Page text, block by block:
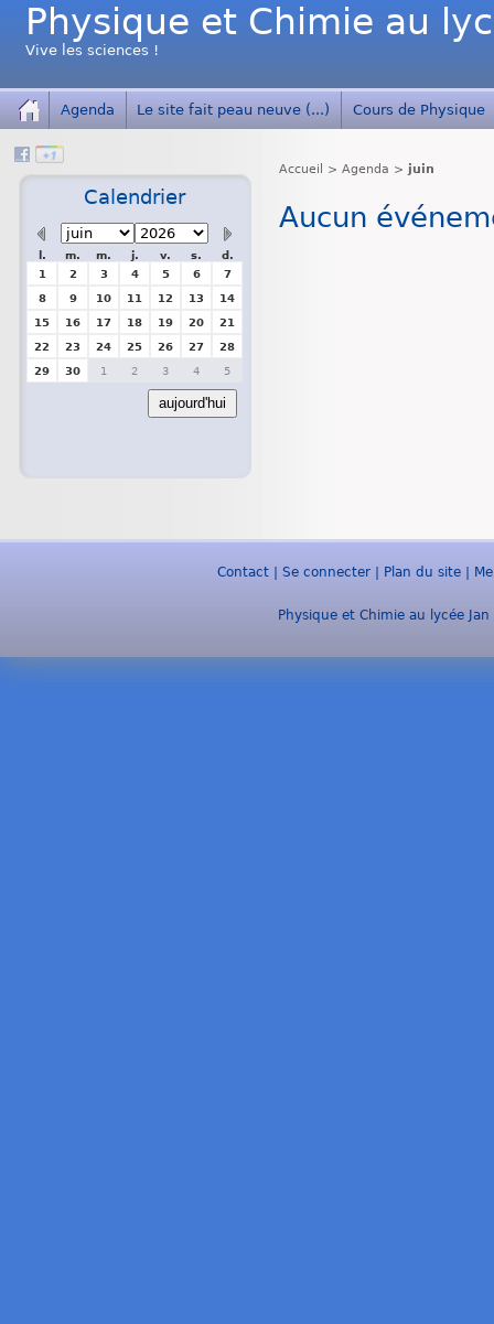
Physique et Chimie au
Vive les sciences !
Agenda Le site fait peau neuve (...) Cours de Physique
Accueil >Agenda > juin
Aucun
Calendrier
l. m. m. j. v. s.
d.
1
2 3 4 5 6
7
8
9 10 11 12 13
14
15
16 17 18 19 20
21
22
23 24 25 26 27
28
29
30 1 2 3 4 5
aujourd'hui
Contact Se connecter Plan du site
Physique et Chimie au lycée